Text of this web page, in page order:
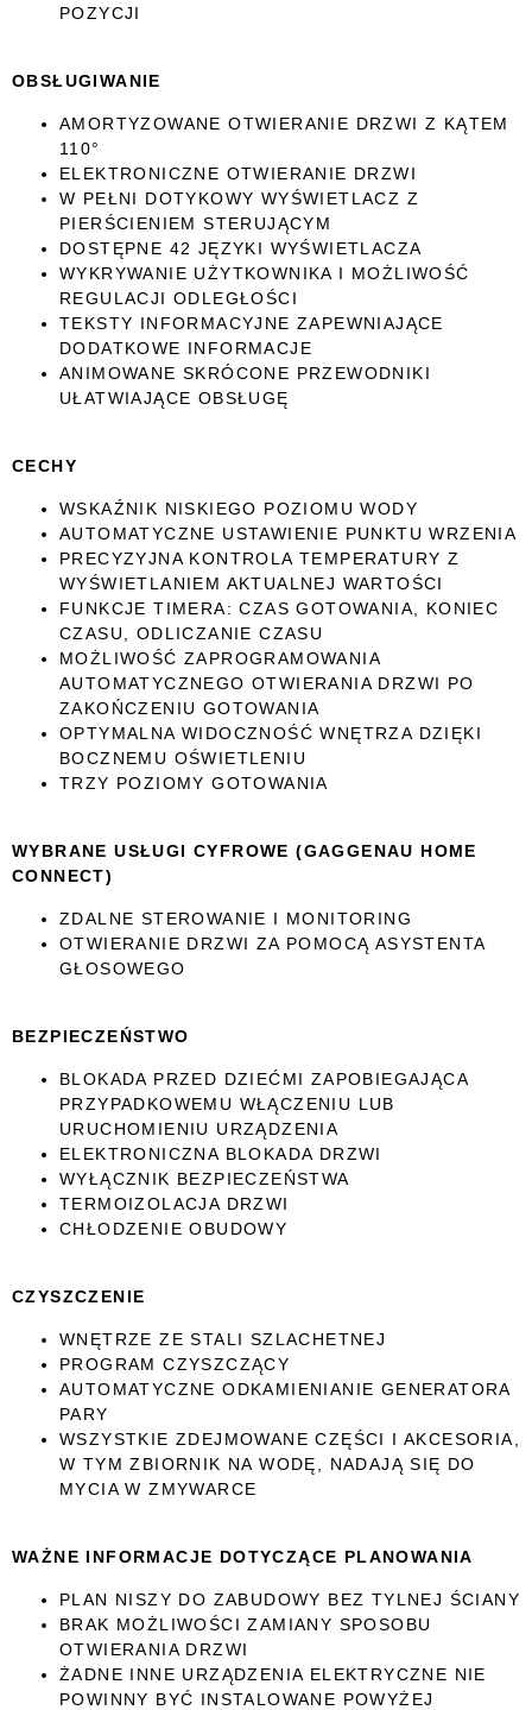
POZYCJI
OBSŁUGIWANIE
AMORTYZOWANE OTWIERANIE DRZWI Z KĄTEM
110°
ELEKTRONICZNE OTWIERANIE DRZWI
W PEŁNI DOTYKOWY WYŚWIETLACZ Z
PIERŚCIENIEM STERUJĄCYM
DOSTĘPNE 42 JĘZYKI WYŚWIETLACZA
WYKRYWANIE UŻYTKOWNIKA I MOŻLIWOŚĆ
REGULACJI ODLEGŁOŚCI
TEKSTY INFORMACYJNE ZAPEWNIAJĄCE
DODATKOWE INFORMACJE
ANIMOWANE SKRÓCONE PRZEWODNIKI
UŁATWIAJĄCE OBSŁUGĘ
CECHY
WSKAŹNIK NISKIEGO POZIOMU WODY
AUTOMATYCZNE USTAWIENIE PUNKTU WRZENIA
PRECYZYJNA KONTROLA TEMPERATURY Z
WYŚWIETLANIEM AKTUALNEJ WARTOŚCI
FUNKCJE TIMERA: CZAS GOTOWANIA, KONIEC
CZASU, ODLICZANIE CZASU
MOŻLIWOŚĆ ZAPROGRAMOWANIA
AUTOMATYCZNEGO OTWIERANIA DRZWI PO
ZAKOŃCZENIU GOTOWANIA
OPTYMALNA WIDOCZNOŚĆ WNĘTRZA DZIĘKI
BOCZNEMU OŚWIETLENIU
TRZY POZIOMY GOTOWANIA
WYBRANE USŁUGI CYFROWE (GAGGENAU HOME
CONNECT)
ZDALNE STEROWANIE I MONITORING
OTWIERANIE DRZWI ZA POMOCĄ ASYSTENTA
GŁOSOWEGO
BEZPIECZEŃSTWO
BLOKADA PRZED DZIEĆMI ZAPOBIEGAJĄCA
PRZYPADKOWEMU WŁĄCZENIU LUB
URUCHOMIENIU URZĄDZENIA
ELEKTRONICZNA BLOKADA DRZWI
WYŁĄCZNIK BEZPIECZEŃSTWA
TERMOIZOLACJA DRZWI
CHŁODZENIE OBUDOWY
CZYSZCZENIE
WNĘTRZE ZE STALI SZLACHETNEJ
PROGRAM CZYSZCZĄCY
AUTOMATYCZNE ODKAMIENIANIE GENERATORA
PARY
WSZYSTKIE ZDEJMOWANE CZĘŚCI I AKCESORIA,
W TYM ZBIORNIK NA WODĘ, NADAJĄ SIĘ DO
MYCIA W ZMYWARCE
WAŻNE INFORMACJE DOTYCZĄCE PLANOWANIA
PLAN NISZY DO ZABUDOWY BEZ TYLNEJ ŚCIANY
BRAK MOŻLIWOŚCI ZAMIANY SPOSOBU
OTWIERANIA DRZWI
ŻADNE INNE URZĄDZENIA ELEKTRYCZNE NIE
POWINNY BYĆ INSTALOWANE POWYŻEJ